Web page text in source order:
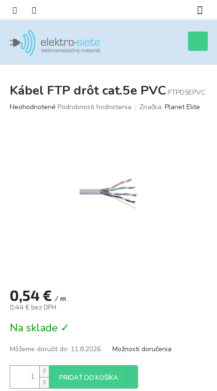
obsah
košík
Kábel FTP drôt cat.5e PVC FTPD5EPVC
Priemerné
Neohodnotené Podrobnosti hodnotenia Značka: Planet Elite
0,54 € / m
0,44 € bez DPH
cena:
Na sklade ✓
Môžeme doručiť do: 11.8.2026 Možnosti doručenia
PRIDAŤ DO KOŠÍKA